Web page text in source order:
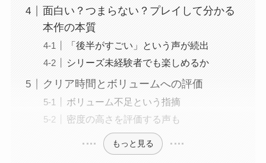
面白い？つまらない？プレイして分かる
本作の本質
「後半がすごい」という声が続出
シリーズ未経験者でも楽しめるか
クリア時間とボリュームへの評価
ボリューム不足という指摘
密度の高さを評価する声も
もっと見る